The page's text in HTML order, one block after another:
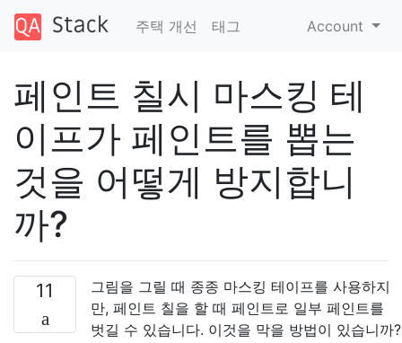
주택 개선 태그 Account
페인트 칠시 마스킹 테
이프가 페인트를 뽑는
것을 어떻게 방지합니
까?
11
그림을 그릴 때 종종 마스킹 테이프를 사용하지
만, 페인트 칠을 할 때 페인트로 일부 페인트를
벗길 수 있습니다. 이것을 막을 방법이 있습니까?